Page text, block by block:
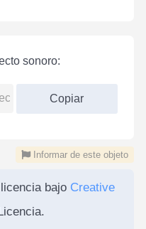
sonoro:
Copiar
Informar de este objeto
bajo Creative